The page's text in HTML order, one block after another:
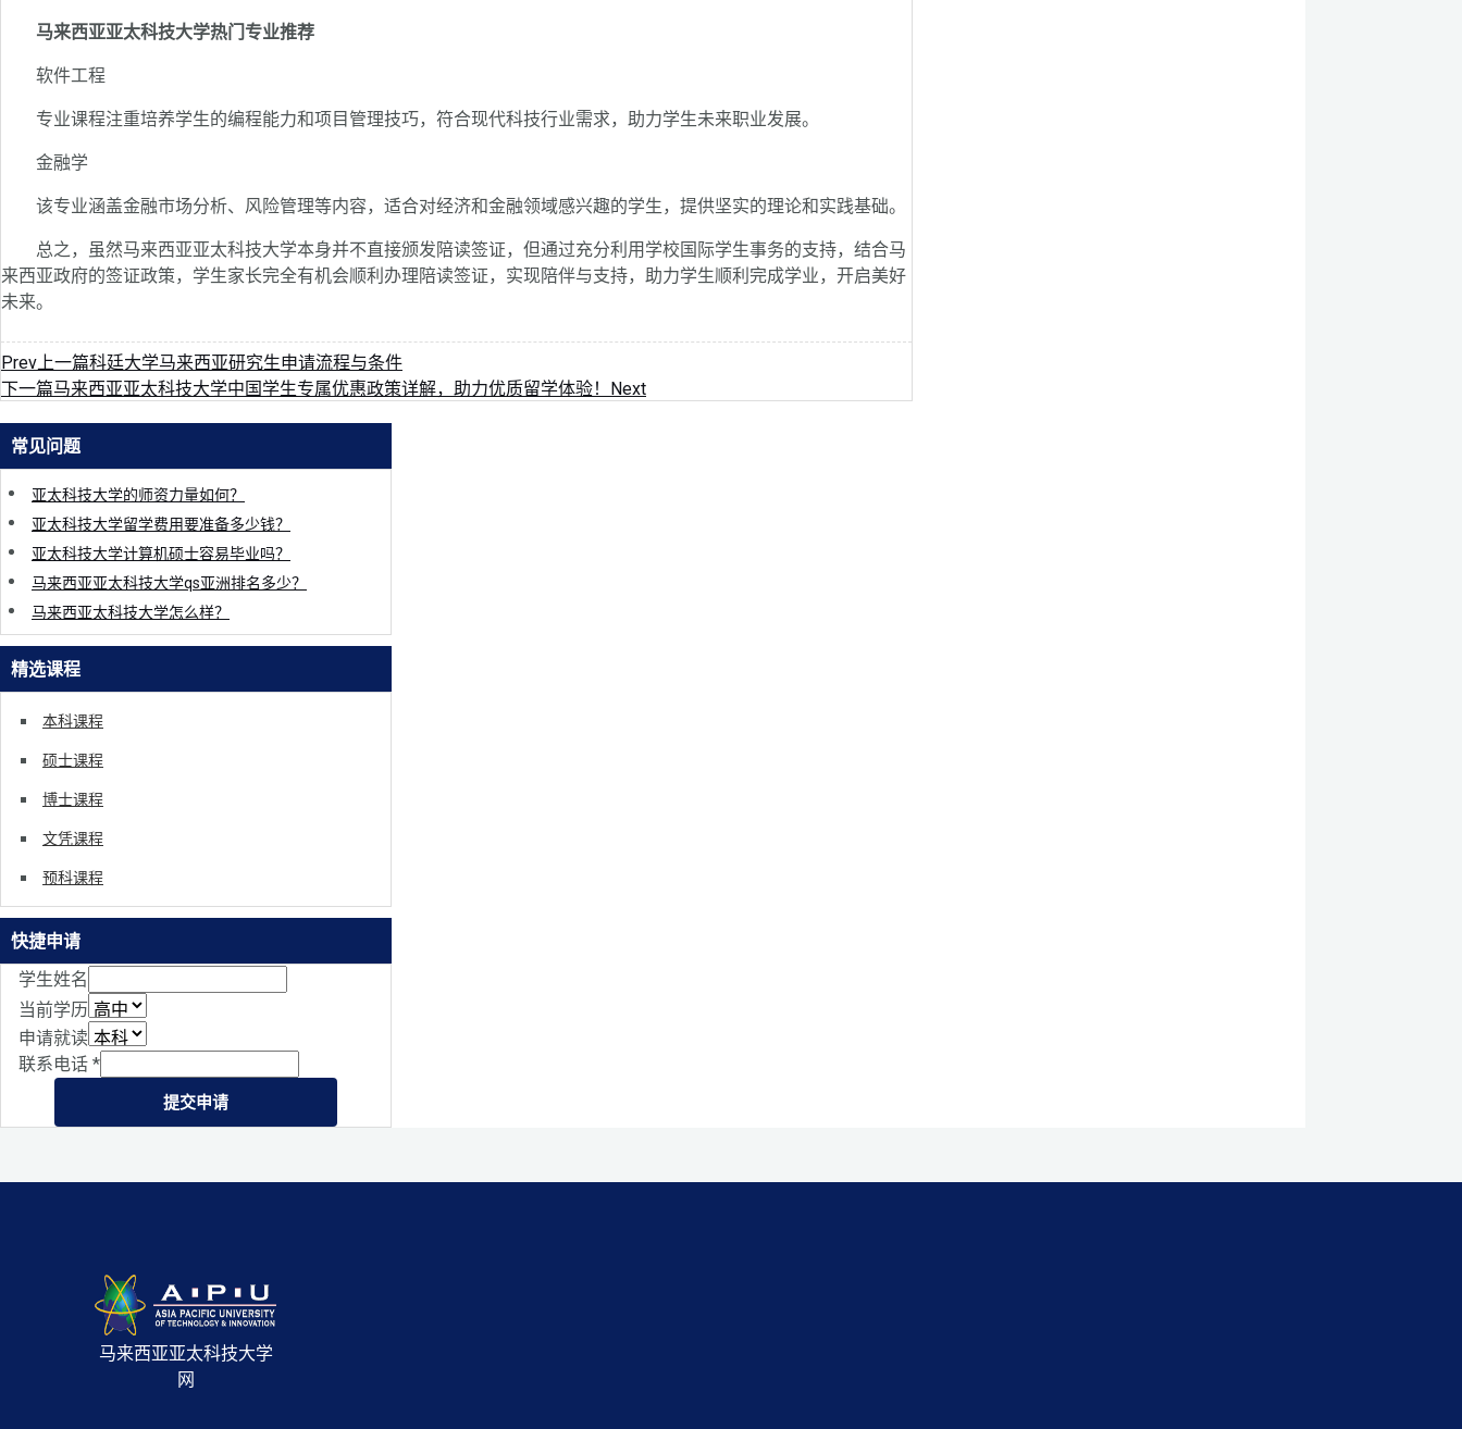
马来西亚亚太科技大学热门专业推荐
软件工程
专业课程注重培养学生的编程能力和项目管理技巧，符合现代科技行业需求，助力学生未来职业发展。
金融学
该专业涵盖金融市场分析、风险管理等内容，适合对经济和金融领域感兴趣的学生，提供坚实的理论和实践基础。
总之，虽然马来西亚亚太科技大学本身并不直接颁发陪读签证，但通过充分利用学校国际学生事务的支持，结合马
来西亚政府的签证政策，学生家长完全有机会顺利办理陪读签证，实现陪伴与支持，助力学生顺利完成学业，开启美好
未来。
Prev上一篇科廷大学马来西亚研究生申请流程与条件
下一篇马来西亚亚太科技大学中国学生专属优惠政策详解，助力优质留学体验！ Next
常见问题
亚太科技大学的师资力量如何？
亚太科技大学留学费用要准备多少钱？
亚太科技大学计算机硕士容易毕业吗？
马来西亚亚太科技大学qs亚洲排名多少？
马来西亚太科技大学怎么样？
精选课程
本科课程
硕士课程
博士课程
文凭课程
预科课程
快捷申请
学生姓名
当前学历
申请就读
联系电话 *
提交申请
马来西亚亚太科技大学
网